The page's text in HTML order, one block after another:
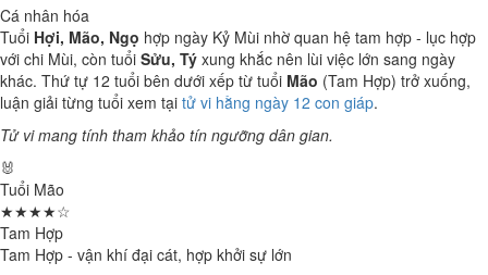
Cá nhân hóa
Tuổi Hợi, Mão, Ngọ hợp ngày Kỷ Mùi nhờ quan hệ tam hợp - lục hợp
với chi Mùi, còn tuổi Sửu, Tý xung khắc nên lùi việc lớn sang ngày
khác. Thứ tự 12 tuổi bên dưới xếp từ tuổi Mão (Tam Hợp) trở xuống,
luận giải từng tuổi xem tại tử vi hằng ngày 12 con giáp.
Tử vi mang tính tham khảo tín ngưỡng dân gian.
🐰
Tuổi Mão
★★★★☆
Tam Hợp
Tam Hợp - vận khí đại cát, hợp khởi sự lớn